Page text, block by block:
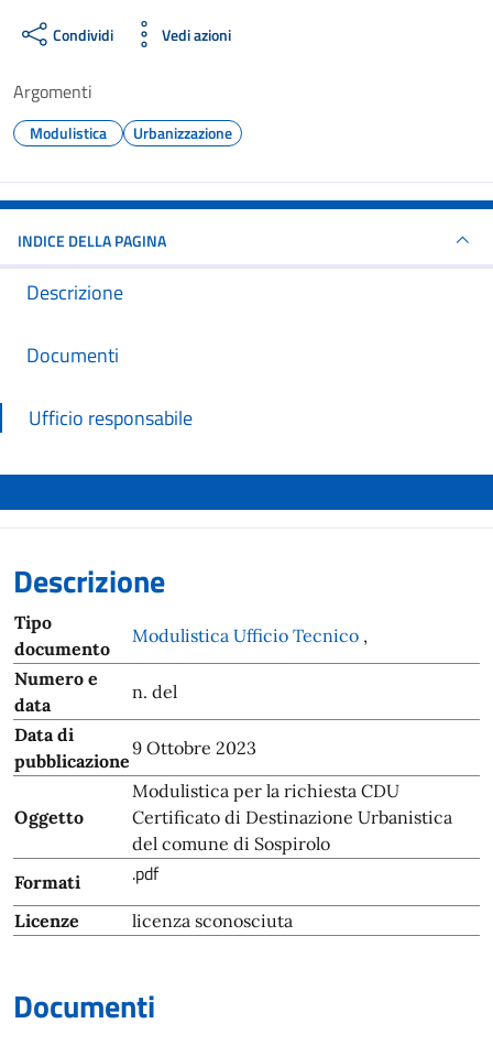
Condividi Vedi azioni
Argomenti
Modulistica Urbanizzazione
INDICE DELLA PAGINA
Descrizione
Documenti
Ufficio responsabile
Descrizione
Tipo
documento
Modulistica Ufficio Tecnico ,
Numero e
data
n. del
Data di
pubblicazione
9 Ottobre 2023
Oggetto
Modulistica per la richiesta CDU
Certificato di Destinazione Urbanistica
del comune di Sospirolo
Formati
.pdf
Licenze licenza sconosciuta
Documenti